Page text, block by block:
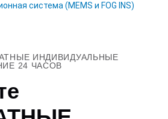
система (MEMS и FOG INS)
ИНДИВИДУАЛЬНЫЕ
24 ЧАСОВ